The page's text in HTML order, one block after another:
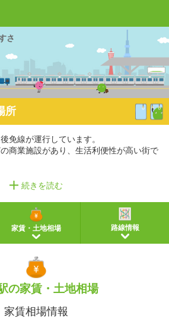
さ
所
免線が運行しています。
商業施設があり、生活利便性が高い街で
年3月時点のものです。
日中の標準的な所要時間での乗り換え経路を採用していま
続きを読む
家賃・土地相場 路線情報
の家賃・土地相場
家賃相場情報